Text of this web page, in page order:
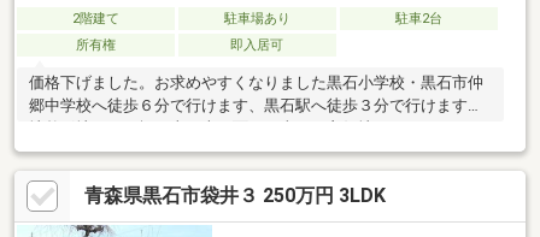
2階建て 駐車場あり
駐車2台
所有権
即入居可
価格下げました。お求めやすくなりました黒石小学校・黒石市仲
郷中学校へ徒歩６分で行けます、黒石駅へ徒歩３分で行けます土
地整形地１００坪 東、南と面し日当たり良好地となっておりま
す解体費用は買主負担となります
青森県黒石市袋井３ 250万円 3LDK